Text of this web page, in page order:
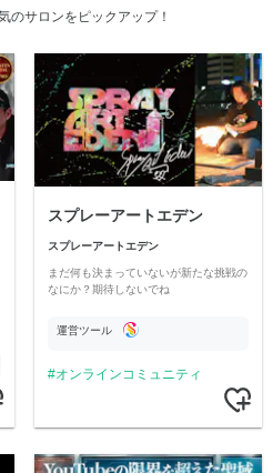
のサロンをピックアップ！
スプレーアートエデン
スプレーアートエデン
まだ何も決まっていないが新たな挑戦の
なにか？期待しないでね
運営ツール
オンラインコミュニティ